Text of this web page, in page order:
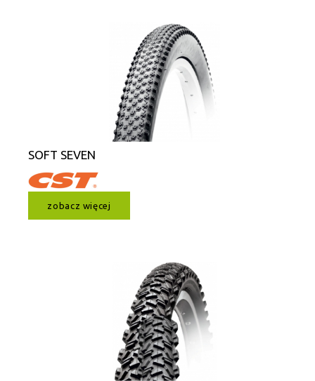
SOFT SEVEN
zobacz więcej